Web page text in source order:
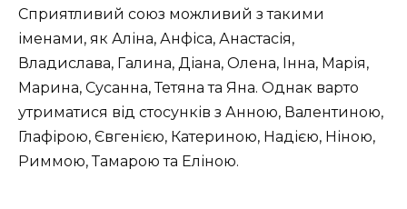
Сприятливий союз можливий з такими
іменами, як Аліна, Анфіса, Анастасія,
Владислава, Галина, Діана, Олена, Інна, Марія,
Марина, Сусанна, Тетяна та Яна. Однак варто
утриматися від стосунків з Анною, Валентиною,
Глафірою, Євгенією, Катериною, Надією, Ніною,
Риммою, Тамарою та Еліною.